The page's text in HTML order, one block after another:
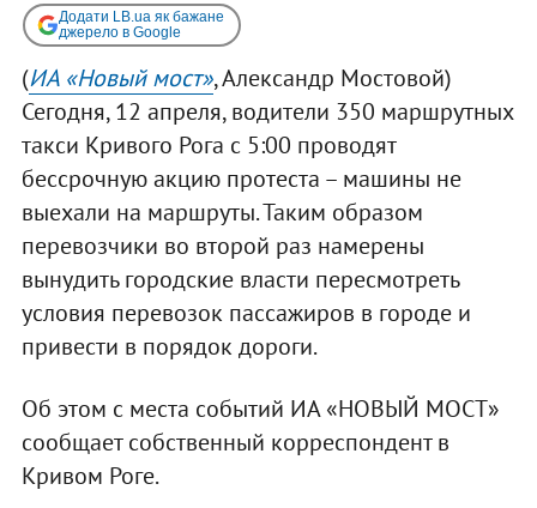
Додати LB.ua як бажане
джерело в Google
(ИА «Новый мост», Александр Мостовой)
Сегодня, 12 апреля, водители 350 маршрутных
такси Кривого Рога с 5:00 проводят
бессрочную акцию протеста – машины не
выехали на маршруты. Таким образом
перевозчики во второй раз намерены
вынудить городские власти пересмотреть
условия перевозок пассажиров в городе и
привести в порядок дороги.
Об этом с места событий ИА «НОВЫЙ МОСТ»
сообщает собственный корреспондент в
Кривом Роге.